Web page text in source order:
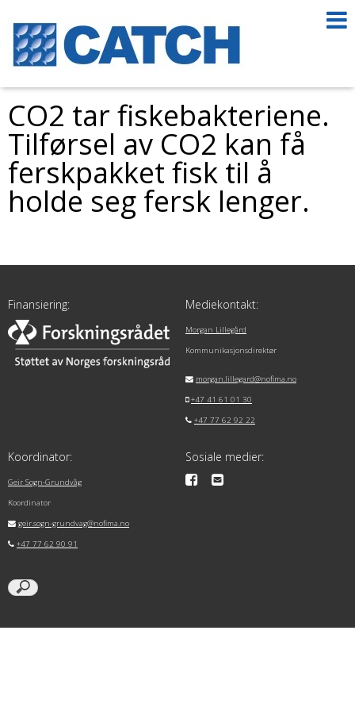
CO2 tar fiskebakteriene.
Tilførsel av CO2 kan få
ferskpakket fisk til å
holde seg fersk lenger.
Finansiering: Mediekontakt:
Morgan Lillegård
Kommunikasjonsdirektør
morgan.lillegard@nofima.no
+47 41 61 01 30
+47 77 62 92 22
Koordinator:
Geir Sogn-Grundvåg
Koordinator
geir.sogn-grundvag@nofima.no
+47 77 62 90 91
Sosiale medier: